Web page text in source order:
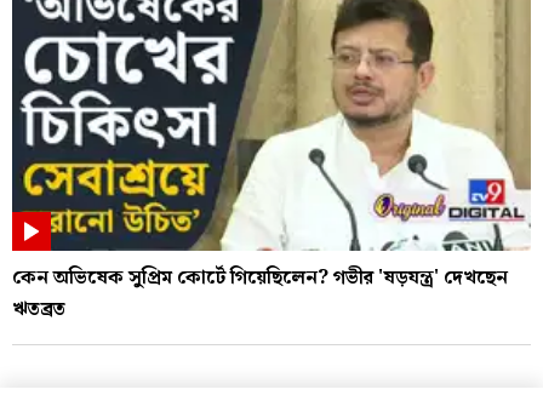
কেন অভিষেক সুপ্রিম কোর্টে গিয়েছিলেন? গভীর 'ষড়যন্ত্র' দেখছেন
ঋতব্রত